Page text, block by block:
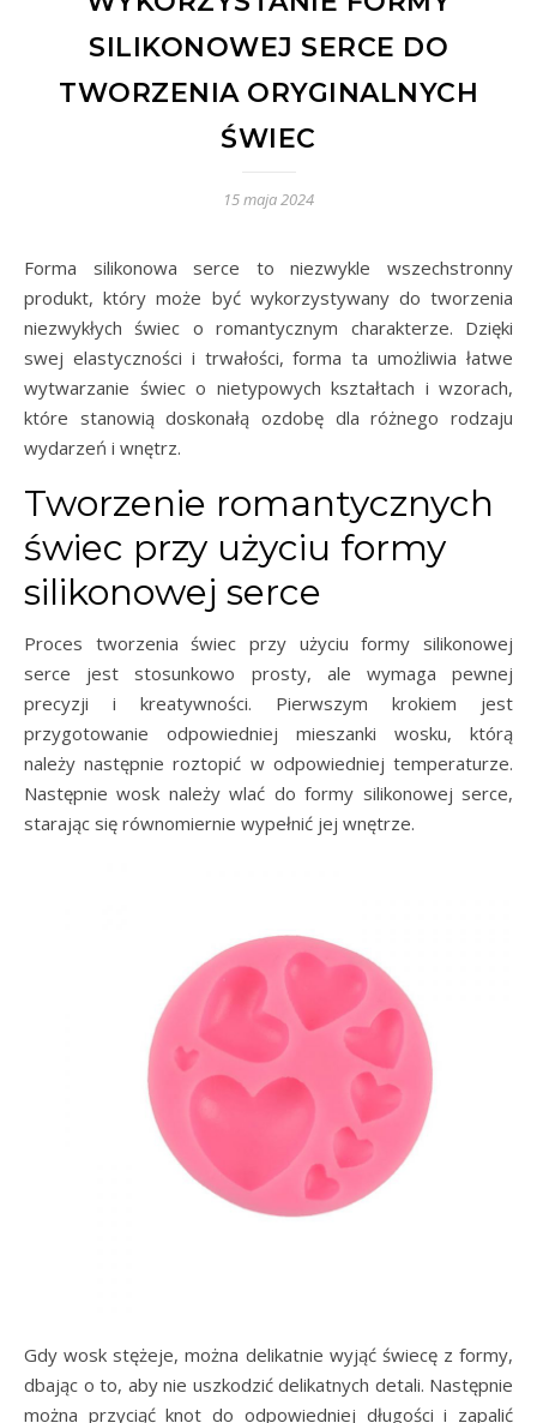
SILIKONOWEJ SERCE DO
TWORZENIA ORYGINALNYCH
ŚWIEC
15 maja 2024
Forma silikonowa serce to niezwykle wszechstronny
produkt, który może być wykorzystywany do tworzenia
niezwykłych świec o romantycznym charakterze. Dzięki
swej elastyczności i trwałości, forma ta umożliwia łatwe
wytwarzanie świec o nietypowych kształtach i wzorach,
które stanowią doskonałą ozdobę dla różnego rodzaju
wydarzeń i wnętrz.
Tworzenie romantycznych
świec przy użyciu formy
silikonowej serce
Proces tworzenia świec przy użyciu formy silikonowej
serce jest stosunkowo prosty, ale wymaga pewnej
precyzji i kreatywności. Pierwszym krokiem jest
przygotowanie odpowiedniej mieszanki wosku, którą
należy następnie roztopić w odpowiedniej temperaturze.
Następnie wosk należy wlać do formy silikonowej serce,
starając się równomiernie wypełnić jej wnętrze.
Gdy wosk stężeje, można delikatnie wyjąć świecę z formy,
dbając o to, aby nie uszkodzić delikatnych detali. Następnie
można przyciąć knot do odpowiedniej długości i zapalić